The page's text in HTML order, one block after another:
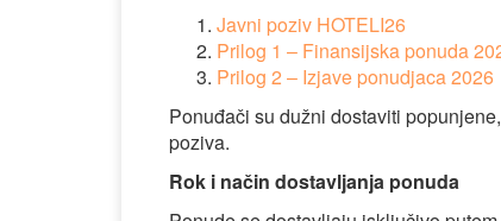
Javni poziv HOTELI26
Prilog 1 – Finansijska ponuda
Prilog 2 – Izjave ponudjaca 2026
Ponuđači su dužni dostaviti
poziva.
Rok i način dostavljanja ponuda